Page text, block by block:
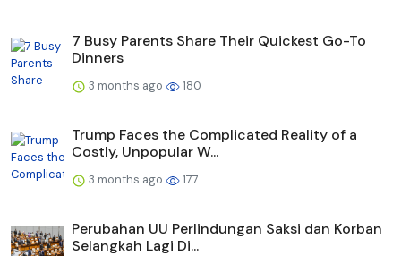
7 Busy Parents Share Their Quickest Go-To
Dinners
3 months ago 180
Trump Faces the Complicated Reality of a
Costly, Unpopular W...
3 months ago 177
Perubahan UU Perlindungan Saksi dan Korban
Selangkah Lagi Di...